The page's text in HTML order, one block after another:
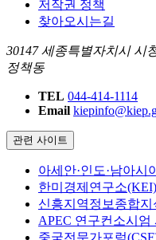
저작권 정책
찾아오시는길
30147 세종특별자치시 시
정책동
TEL 044-414-1114
Email
관련 사이트
아세안·인도·남아시
한미경제연구소(KEI)
신흥지역정보종합지
APEC 연구컨소시엄